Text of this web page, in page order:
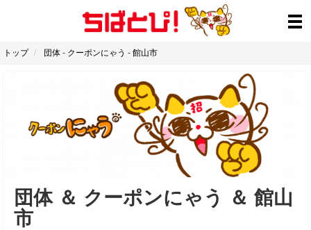
トップ 団体 - クーポンにゃう - 館山市
団体＆ クーポンにゃう ＆ 館山
市